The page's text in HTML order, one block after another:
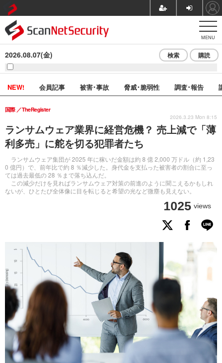
MENU
2026.08.07(金) 検索 購読
NEW! 会員記事 被害･事故 脅威･脆弱性 調査･報告
ランサムウェア業界に経営危機？ 売上減で「薄
利多売」に舵を切る犯罪者たち
ランサムウェア集団が 2025 年に稼いだ金額は約 8 億 2,000 万ドル（約 1,23
0 億円）で、前年比で約 8 ％減少した。身代金を支払った被害者の割合に至っ
ては過去最低の 28 ％まで落ち込んだ。
この減少だけを見ればランサムウェア対策の前進のように聞こえるかもしれ
ないが、ひとたび全体像に目を転じると希望の光など微塵も見えない。
国際 TheRegister
1025 views
2026.3.23 Mon 8:15